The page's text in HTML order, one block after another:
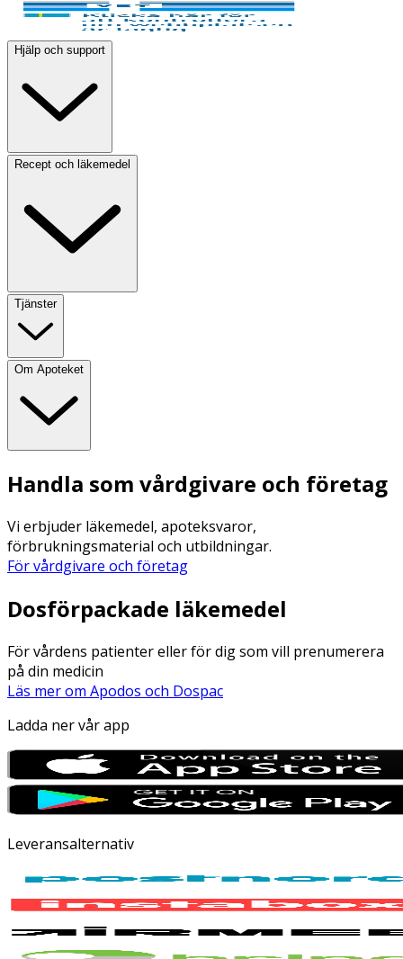
Hjälp och support
Recept och läkemedel
Tjänster
Om Apoteket
Handla som vårdgivare och företag
Vi erbjuder läkemedel, apoteksvaror,
förbrukningsmaterial och utbildningar.
För vårdgivare och företag
Dosförpackade läkemedel
För vårdens patienter eller för dig som vill prenumerera
på din medicin
Läs mer om Apodos och Dospac
Ladda ner vår app
Leveransalternativ